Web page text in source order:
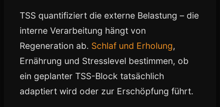
TSS quantifiziert die externe Belastung – die
interne Verarbeitung hängt von
Regeneration ab. Schlaf und Erholung,
Ernährung und Stresslevel bestimmen, ob
ein geplanter TSS-Block tatsächlich
adaptiert wird oder zur Erschöpfung führt.